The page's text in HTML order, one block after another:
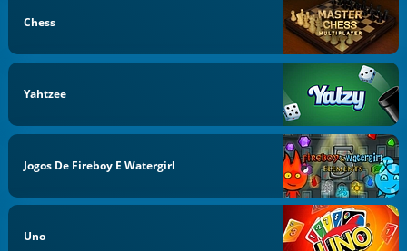
Chess
Yahtzee
Jogos De Fireboy E Watergirl
Uno